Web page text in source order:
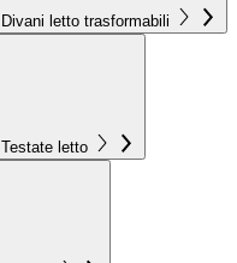
Divani letto trasformabili
Testate letto